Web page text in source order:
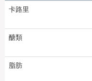
卡路里
醣類
脂肪